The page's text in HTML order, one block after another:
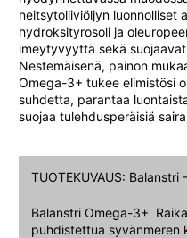
neitsytoliiviöljyn luonnolliset
hydroksityrosoli ja
imeytyvyyttä sekä
Nestemäisenä, painon
Omega-3+ tukee elimistösi
suhdetta, parantaa
suojaa tulehdusperäisiä
TUOTEKUVAUS:
Balanstri Omega-3+
puhdistettua syvänmeren